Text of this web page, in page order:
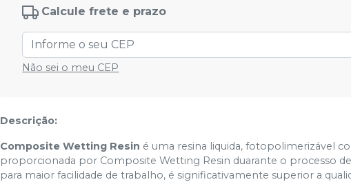
Calcule frete e prazo
Não sei o meu CEP
Descrição:
Composite Wetting Resin é uma resina liquida, fotopolimerizável
proporcionada por Composite Wetting Resin duarante o processo
para maior facilidade de trabalho, é significativamente superior a